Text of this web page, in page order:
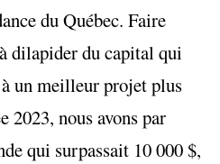
du Québec. Faire
dilapider du capital qui
un meilleur projet plus
2023, nous avons par
qui surpassait 10 000 $,